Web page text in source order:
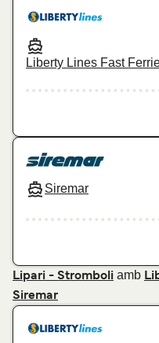
Liberty Lines Fast
Siremar
Lipari - Stromboli amb
Siremar